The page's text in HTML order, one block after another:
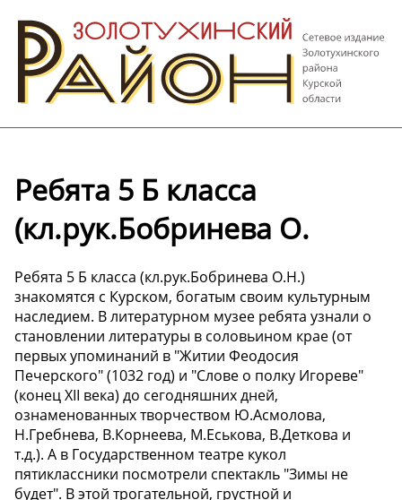
Ребята 5 Б класса
(кл.рук.Бобринева О.
Ребята 5 Б класса (кл.рук.Бобринева О.Н.)
знакомятся с Курском, богатым своим культурным
наследием. В литературном музее ребята узнали о
становлении литературы в соловьином крае (от
первых упоминаний в "Житии Феодосия
Печерского" (1032 год) и "Слове о полку Игореве"
(конец XII века) до сегодняшних дней,
ознаменованных творчеством Ю.Асмолова,
Н.Гребнева, В.Корнеева, М.Еськова, В.Деткова и
т.д.). А в Государственном театре кукол
пятиклассники посмотрели спектакль "Зимы не
будет". В этой трогательной, грустной и